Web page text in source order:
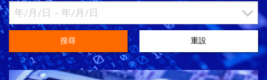
搜尋 重設